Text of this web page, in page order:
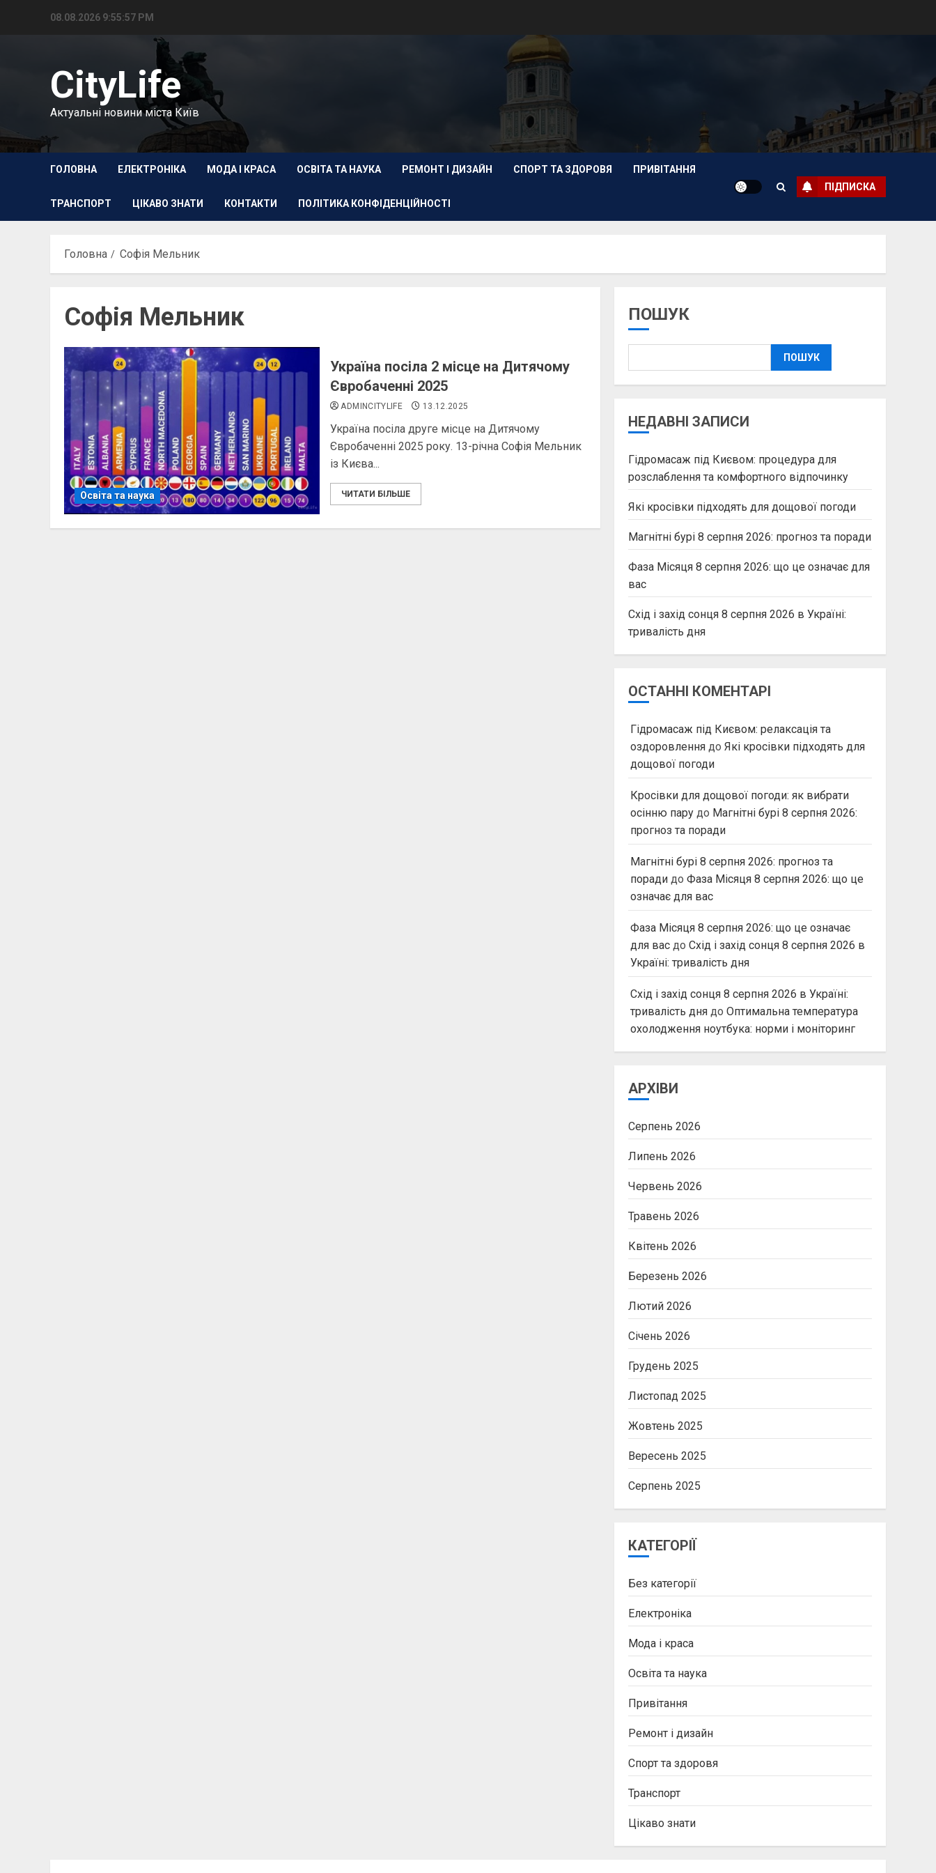
08.08.2026 9:55:57 PM
CityLife
Актуальні новини міста Київ
ГОЛОВНА ЕЛЕКТРОНІКА МОДА І КРАСА ОСВІТА ТА НАУКА РЕМОНТ І ДИЗАЙН СПОРТ ТА ЗДОРОВЯ ПРИВІТАННЯ
ТРАНСПОРТ ЦІКАВО ЗНАТИ КОНТАКТИ ПОЛІТИКА КОНФІДЕНЦІЙНОСТІ
ПІДПИСКА
Головна Софія Мельник
Софія Мельник
Освіта та наука
Україна посіла 2 місце на Дитячому
Євробаченні 2025
ADMINCITYLIFE 13.12.2025
Україна посіла друге місце на Дитячому
Євробаченні 2025 року. 13-річна Софія Мельник
із Києва...
ЧИТАТИ БІЛЬШЕ
ПОШУК
ПОШУК
НЕДАВНІ ЗАПИСИ
Гідромасаж під Києвом: процедура для
розслаблення та комфортного відпочинку
Які кросівки підходять для дощової погоди
Магнітні бурі 8 серпня 2026: прогноз та поради
Фаза Місяця 8 серпня 2026: що це означає для
вас
Схід і захід сонця 8 серпня 2026 в Україні:
тривалість дня
ОСТАННІ КОМЕНТАРІ
Гідромасаж під Києвом: релаксація та
оздоровленнядо Які кросівки підходять для
дощової погоди
Кросівки для дощової погоди: як вибрати
осінню парудо Магнітні бурі 8 серпня 2026:
прогноз та поради
Магнітні бурі 8 серпня 2026: прогноз та
порадидо Фаза Місяця 8 серпня 2026: що це
означає для вас
Фаза Місяця 8 серпня 2026: що це означає
для васдо Схід і захід сонця 8 серпня 2026 в
Україні: тривалість дня
Схід і захід сонця 8 серпня 2026 в Україні:
тривалість днядо Оптимальна температура
охолодження ноутбука: норми і моніторинг
АРХІВИ
Серпень 2026
Липень 2026
Червень 2026
Травень 2026
Квітень 2026
Березень 2026
Лютий 2026
Січень 2026
Грудень 2025
Листопад 2025
Жовтень 2025
Вересень 2025
Серпень 2025
КАТЕГОРІЇ
Без категорії
Електроніка
Мода і краса
Освіта та наука
Привітання
Ремонт і дизайн
Спорт та здоровя
Транспорт
Цікаво знати